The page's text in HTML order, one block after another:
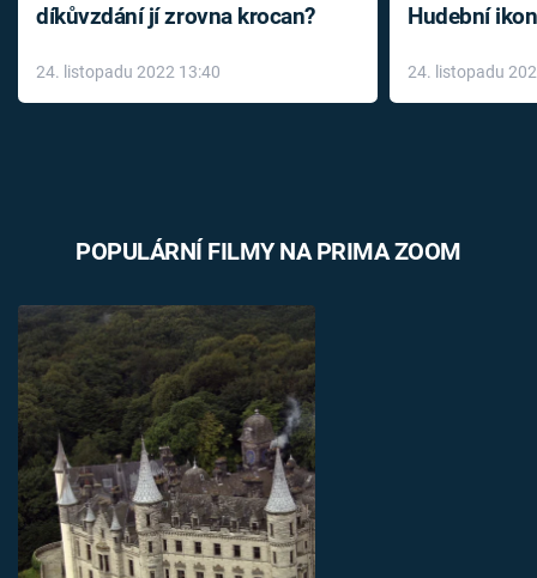
díkůvzdání jí zrovna krocan?
24. listopadu 2022 13:40
Hudební
léky
24. listopadu
POPULÁRNÍ FILMY NA PRIMA ZOOM